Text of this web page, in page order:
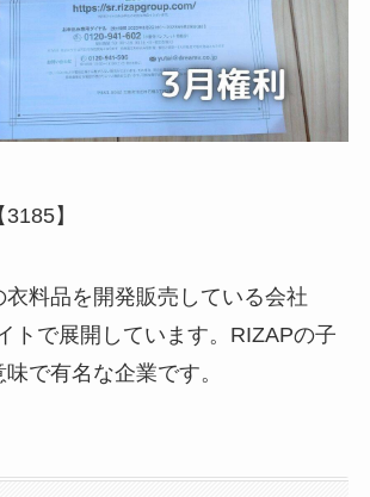
】
衣料品を開発販売している会社
トで展開しています。RIZAPの子
で有名な企業です。